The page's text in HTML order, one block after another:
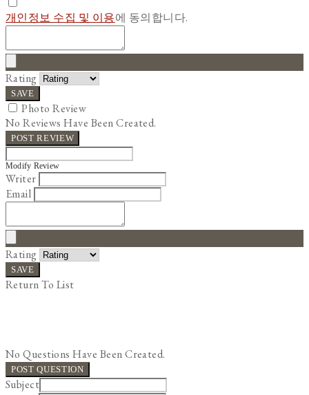
개인정보 수집 및 이용에 동의합니다.
Rating
SAVE
Photo Review
No Reviews Have Been Created.
POST REVIEW
Modify Review
Writer
Email
Rating
SAVE
Return To List
No Questions Have Been Created.
POST QUESTION
Subject